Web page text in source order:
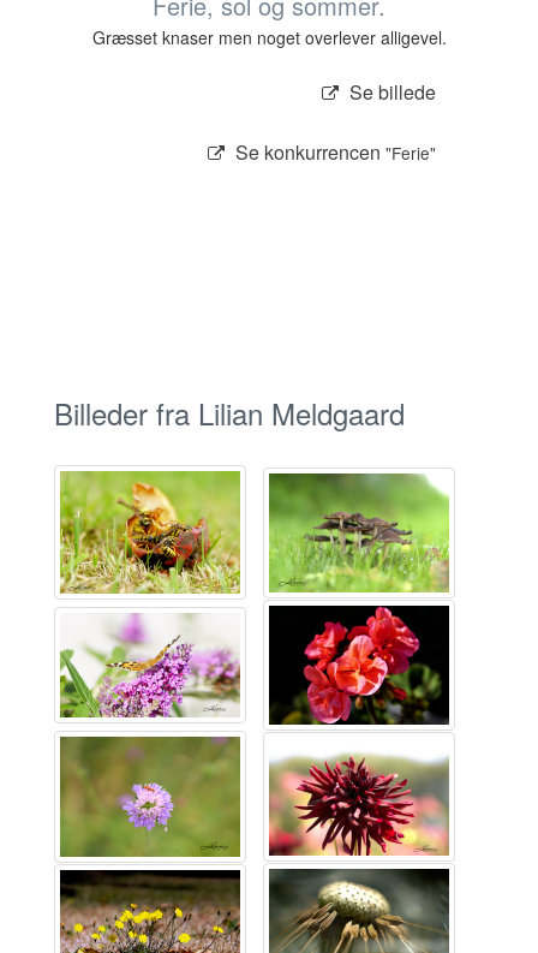
Græsset knaser men noget overlever alligevel.
Se billede
Se konkurrencen "Ferie"
Billeder fra Lilian Meldgaard